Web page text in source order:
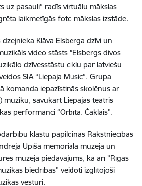
uz pasauli” radīs virtuālu mākslas
laikmetīgās foto mākslas izstāde.
Klāva Elsberga dzīvi un
video stāsts “Elsbergs divos
dzīvesstāstu ciklu par latviešu
veidos SIA “Liepaja Music”. Grupa
komanda iepazīstinās skolēnus ar
mūziku, savukārt Liepājas teātris
performanci “Orbīta. Čaklais”.
klāstu papildinās Rakstniecības
Upīša memoriālā muzeja un
muzeja piedāvājums, kā arī ”Rīgas
biedrības” veidoti izglītojoši
vēsturi.